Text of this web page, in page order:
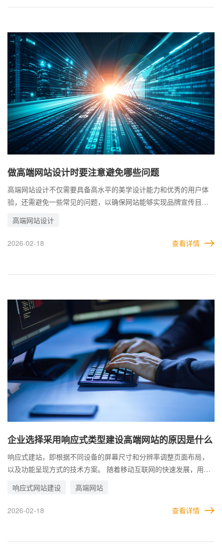
做高端网站设计时要注意避免哪些问题
高端网站设计不仅需要具备高水平的美学设计能力和优秀的用户体
验，还需避免一些常见的问题，以确保网站能够实现品牌宣传目
作，设计者需要在追求美观、高效和创新的同时，避免功能局限、
动态效果滥用、移动端适配不足、内容规划杂乱以及安全性隐患等
高端网站设计
2026-02-18 查看详情
企业选择采用响应式类型建设高端网站的原因是什么
响应式建站，即根据不同设备的屏幕尺寸和分辨率调整页面布局，
以及功能呈现方式的技术方案。 随着移动互联网的快速发展，用户
足用户体验需求，因此企业越来越倾向于选择响应式建站方式来提
升品牌价值和竞争力。 响应式建站已经不只是技术选择，更是企业
响应式网站建设 高端网站
2026-02-18 查看详情